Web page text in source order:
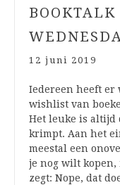
12 juni 2019
Iedereen heeft er
wishlist van
Het leuke is altijd
krimpt. Aan het
meestal een
je nog wilt
zegt: Nope, dat